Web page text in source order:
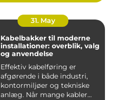
31. May
Kabelbakker til moderne
installationer: overblik, valg
og anvendelse
Effektiv kabelføring er
afgørende i både industri,
kontormiljøer og tekniske
anlæg. Når mange kabler...